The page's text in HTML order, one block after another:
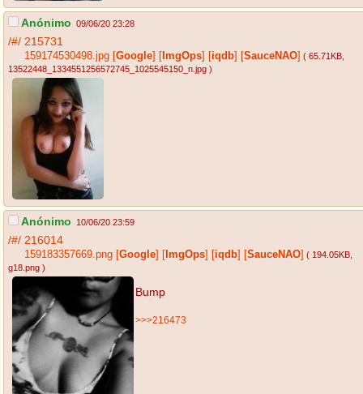
Anónimo 09/06/20 23:28
/#/ 215731
159174530498.jpg [Google] [ ImgOps] [iqdb] [SauceNAO] ( 65.71KB
13522448_1334551256572745_1025545150_n.jpg )
Anónimo 10/06/20 23:59
/#/ 216014
159183357669.png [Google] [ ImgOps] [iqdb] [SauceNAO] ( 194.05KB
g18.png )
Bump
>>>216473